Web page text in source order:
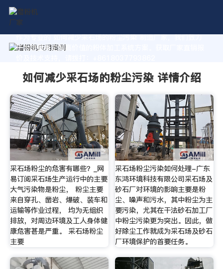
作为专业的 如何减少采石场的粉尘污染 制造厂家，我们致力
于为您量身定制高价值的粉体加工系统方案。获取厂家直销报
如何减少采石场的粉尘污染 详情介绍
采石场粉尘的危害有哪些？_网
易订阅采石场生产运行中的主要
大气污染物是粉尘， 粉尘主要
来自穿孔、凿岩、爆破、装车和
运输等作业过程， 均为无组织
排放，对周边环境及工人身体健
康危害甚是严重。 采石场粉尘
主要
采石场粉尘污染如何处理-广东
东鸿环境科技有限公司采石场及
砂石厂对环境的影响主要是粉
尘、噪声和污水，其中粉尘为主
要污染，尤其在干法砂石加工厂
中粉尘污染更为突出。因此，做
好除尘工作就成为采石场及砂石
厂环境保护的首要任务。